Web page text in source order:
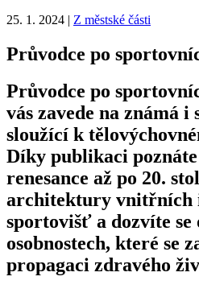
25. 1. 2024 | Z městské části
Průvodce po
Průvodce po
vás zavede na známá
sloužící k
Díky publikaci
renesance až po 20.
architektury vnitřních
sportovišť a dozvíte se
osobnostech, které se
propagaci zdravého